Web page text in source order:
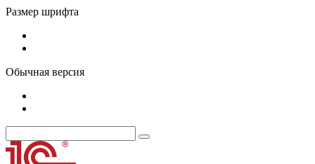
Размер шрифта
Обычная версия